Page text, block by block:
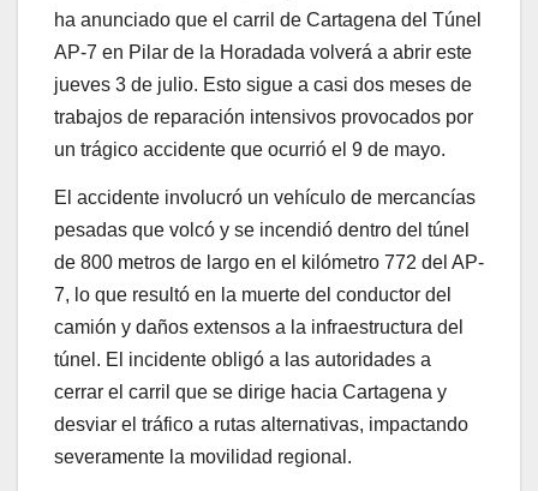
ha anunciado que el carril de Cartagena del Túnel
AP-7 en Pilar de la Horadada volverá a abrir este
jueves 3 de julio. Esto sigue a casi dos meses de
trabajos de reparación intensivos provocados por
un trágico accidente que ocurrió el 9 de mayo.
El accidente involucró un vehículo de mercancías
pesadas que volcó y se incendió dentro del túnel
de 800 metros de largo en el kilómetro 772 del AP-
7, lo que resultó en la muerte del conductor del
camión y daños extensos a la infraestructura del
túnel. El incidente obligó a las autoridades a
cerrar el carril que se dirige hacia Cartagena y
desviar el tráfico a rutas alternativas, impactando
severamente la movilidad regional.